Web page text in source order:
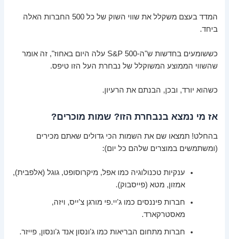
המדד בעצם משקלל את שווי השוק של כל 500 החברות האלה
ביחד.
כששומעים בחדשות ש"ה-S&P 500 עלה היום באחוז", זה אומר
שהשווי הממוצע המשוקלל של נבחרת העל הזו טיפס.
כשהוא יורד, ובכן, הבנתם את הרעיון.
אז מי נמצא בנבחרת הזו? שמות מוכרים?
בהחלט! תמצאו שם את השמות הכי גדולים שאתם מכירים
(ומשתמשים במוצרים שלהם כל יום):
ענקיות טכנולוגיה כמו אפל, מיקרוסופט, גוגל (אלפבית),
אמזון, מטא (פייסבוק).
חברות פיננסים כמו ג'יי.פי מורגן צ'ייס, ויזה,
מאסטרקארד.
חברות מתחום הבריאות כמו ג'ונסון אנד ג'ונסון, פייזר.